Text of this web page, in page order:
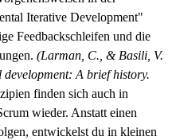
Iterative Development"
Feedbackschleifen und die
(Larman, C., & Basili, V.
A brief history.
finden sich auch in
wieder. Anstatt einen
entwickelst du in kleinen